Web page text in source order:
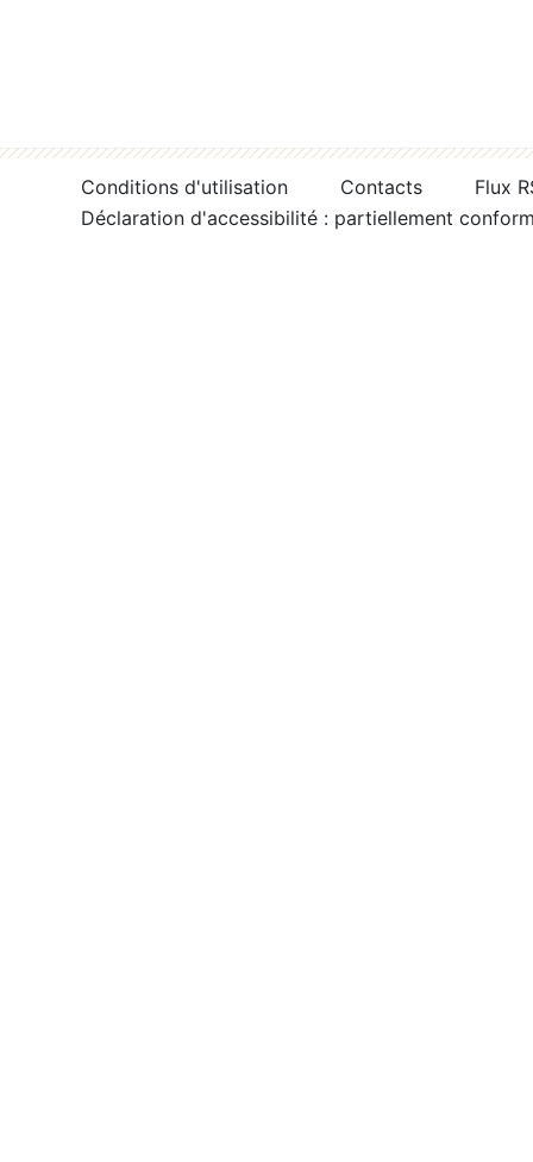
Conditions d'utilisation Contacts
Flux
Déclaration d'accessibilité : partiellement